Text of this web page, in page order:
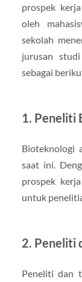
prospek
oleh
sekolah
jurusan
sebagai
1. Peneliti
Bioteknologi
saat ini.
prospek
untuk
2. Peneliti
Peneliti dan